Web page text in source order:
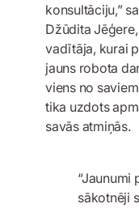
konsultāciju,”
Džūdita
vadītāja, kurai
jauns robota
viens no
tika uzdots
savās atmiņās.
“Jaunumi
sākotnēji